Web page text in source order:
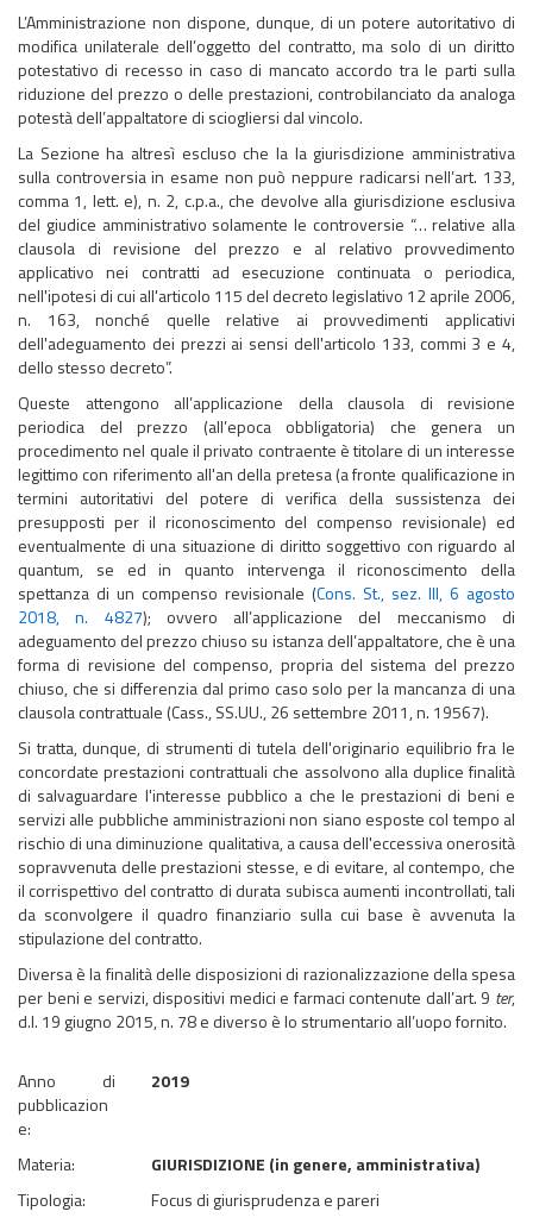
L’Amministrazione non dispone, dunque, di un potere autoritativo di
modifica unilaterale dell’oggetto del contratto, ma solo di un diritto
potestativo di recesso in caso di mancato accordo tra le parti sulla
riduzione del prezzo o delle prestazioni, controbilanciato da analoga
potestà dell’appaltatore di sciogliersi dal vincolo.
La Sezione ha altresì escluso che la la giurisdizione amministrativa
sulla controversia in esame non può neppure radicarsi nell’art. 133,
comma 1, lett. e), n. 2, c.p.a., che devolve alla giurisdizione esclusiva
del giudice amministrativo solamente le controversie “… relative alla
clausola di revisione del prezzo e al relativo provvedimento
applicativo nei contratti ad esecuzione continuata o periodica,
nell'ipotesi di cui all'articolo 115 del decreto legislativo 12 aprile 2006,
n. 163, nonché quelle relative ai provvedimenti applicativi
dell'adeguamento dei prezzi ai sensi dell'articolo 133, commi 3 e 4,
dello stesso decreto”.
Queste attengono all’applicazione della clausola di revisione
periodica del prezzo (all’epoca obbligatoria) che genera un
procedimento nel quale il privato contraente è titolare di un interesse
legittimo con riferimento all'an della pretesa (a fronte qualificazione in
termini autoritativi del potere di verifica della sussistenza dei
presupposti per il riconoscimento del compenso revisionale) ed
eventualmente di una situazione di diritto soggettivo con riguardo al
quantum, se ed in quanto intervenga il riconoscimento della
spettanza di un compenso revisionale (Cons. St., sez. III, 6 agosto
2018, n. 4827); ovvero all’applicazione del meccanismo di
adeguamento del prezzo chiuso su istanza dell’appaltatore, che è una
forma di revisione del compenso, propria del sistema del prezzo
chiuso, che si differenzia dal primo caso solo per la mancanza di una
clausola contrattuale (Cass., SS.UU., 26 settembre 2011, n. 19567).
Si tratta, dunque, di strumenti di tutela dell'originario equilibrio fra le
concordate prestazioni contrattuali che assolvono alla duplice finalità
di salvaguardare l'interesse pubblico a che le prestazioni di beni e
servizi alle pubbliche amministrazioni non siano esposte col tempo al
rischio di una diminuzione qualitativa, a causa dell'eccessiva onerosità
sopravvenuta delle prestazioni stesse, e di evitare, al contempo, che
il corrispettivo del contratto di durata subisca aumenti incontrollati, tali
da sconvolgere il quadro finanziario sulla cui base è avvenuta la
stipulazione del contratto.
Diversa è la finalità delle disposizioni di razionalizzazione della spesa
per beni e servizi, dispositivi medici e farmaci contenute dall’art. 9 ter,
d.l. 19 giugno 2015, n. 78 e diverso è lo strumentario all’uopo fornito.
Anno di
pubblicazion
e:
2019
Materia:
GIURISDIZIONE (in genere, amministrativa)
Tipologia:
Focus di giurisprudenza e pareri